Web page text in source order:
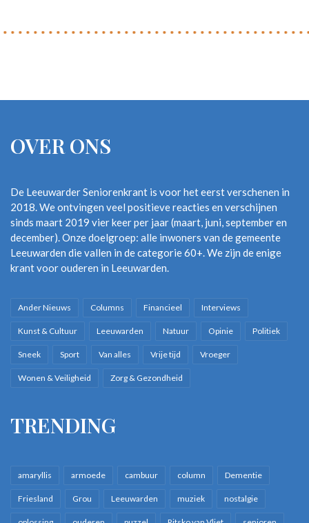
OVER ONS
De Leeuwarder Seniorenkrant is voor het eerst verschenen in
2018. We ontvingen veel positieve reacties en verschijnen
sinds maart 2019 vier keer per jaar (maart, juni, september en
december). Onze doelgroep: alle inwoners van de gemeente
Leeuwarden die vallen in de categorie 60+. We zijn de enige
krant voor ouderen in Leeuwarden.
Ander Nieuws Columns Financieel Interviews
Kunst & Cultuur Leeuwarden Natuur Opinie Politiek
Sneek Sport Van alles Vrije tijd Vroeger
Wonen & Veiligheid Zorg & Gezondheid
TRENDING
amaryllis armoede cambuur column Dementie
Friesland Grou Leeuwarden muziek nostalgie